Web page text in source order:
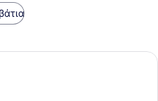
Κλινοσκεπάσματα υψηλής